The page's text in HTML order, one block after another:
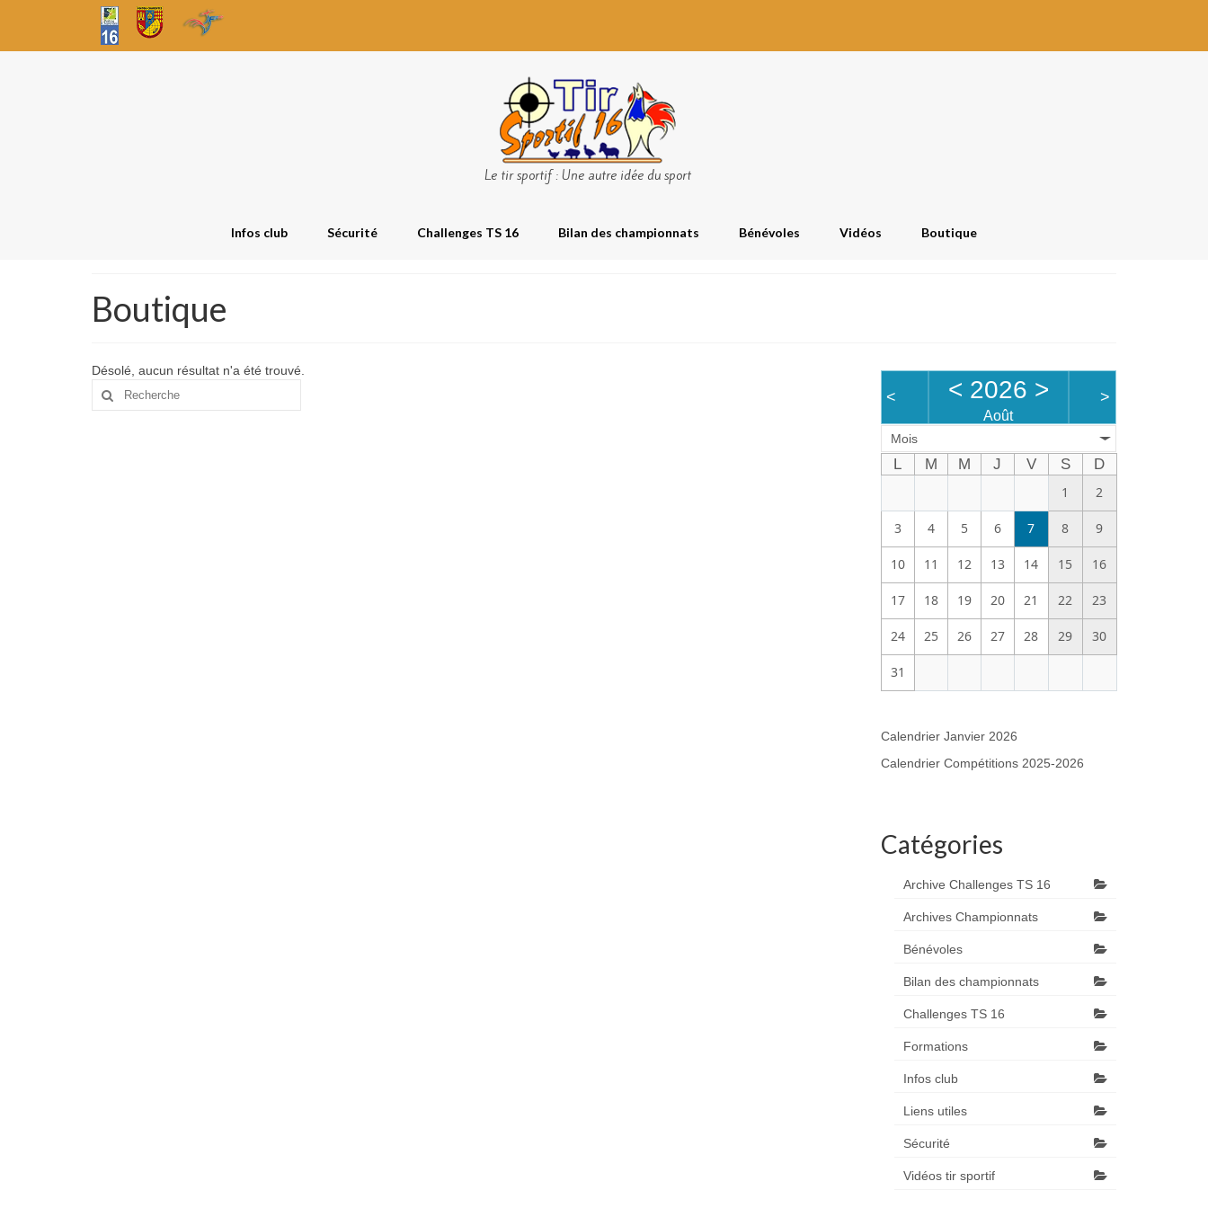
Le tir sportif : Une autre idée du sport
Infos club Sécurité Challenges TS 16 Bilan des championnats Bénévoles Vidéos Boutique
Boutique
Désolé, aucun résultat n'a été trouvé.
< < 2026 >
Août
>
Mois
L M M J V S
D
1
2
3 4 5 6 7 8 9
10 11 12 13 14 15 16
17 18 19 20 21 22 23
24 25 26 27 28 29 30
31
Calendrier Janvier 2026
Calendrier Compétitions 2025-2026
Catégories
Archive Challenges TS 16
Archives Championnats
Bénévoles
Bilan des championnats
Challenges TS 16
Formations
Infos club
Liens utiles
Sécurité
Vidéos tir sportif